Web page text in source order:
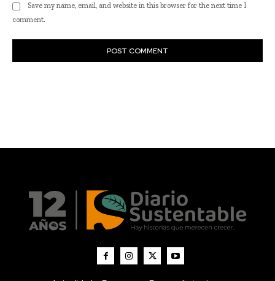
Actualidad Empresas
Emprendimiento
Agentes de cambio
Academia
Diario Sustentable